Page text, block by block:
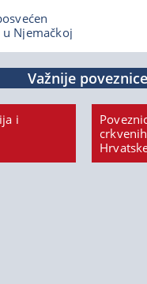
Njemačkoj
Važnije poveznice
i